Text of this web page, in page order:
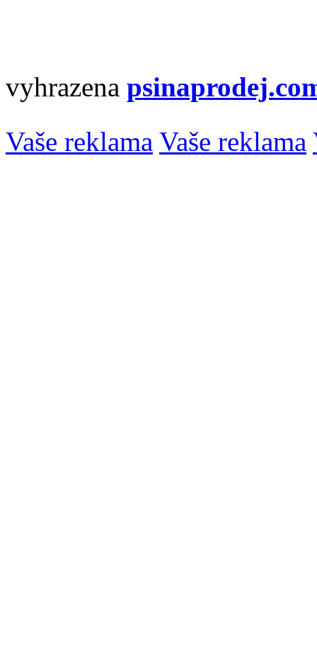
vyhrazena
Vaše reklama Vaše reklama